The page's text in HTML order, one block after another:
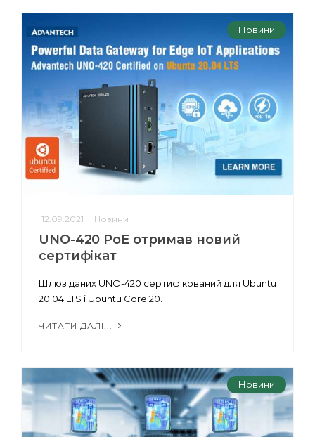
Новини
12.09.2021 Новини
UNO-420 PoE отримав новий
сертифікат
Шлюз даних UNO-420 сертифікований для Ubuntu
20.04 LTS і Ubuntu Core 20.
ЧИТАТИ ДАЛІ...
Новини